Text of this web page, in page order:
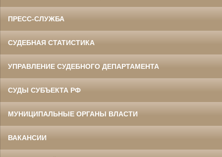
ПРЕСС-СЛУЖБА
СУДЕБНАЯ СТАТИСТИКА
УПРАВЛЕНИЕ СУДЕБНОГО ДЕПАРТАМЕНТА
СУДЫ СУБЪЕКТА РФ
МУНИЦИПАЛЬНЫЕ ОРГАНЫ ВЛАСТИ
ВАКАНСИИ